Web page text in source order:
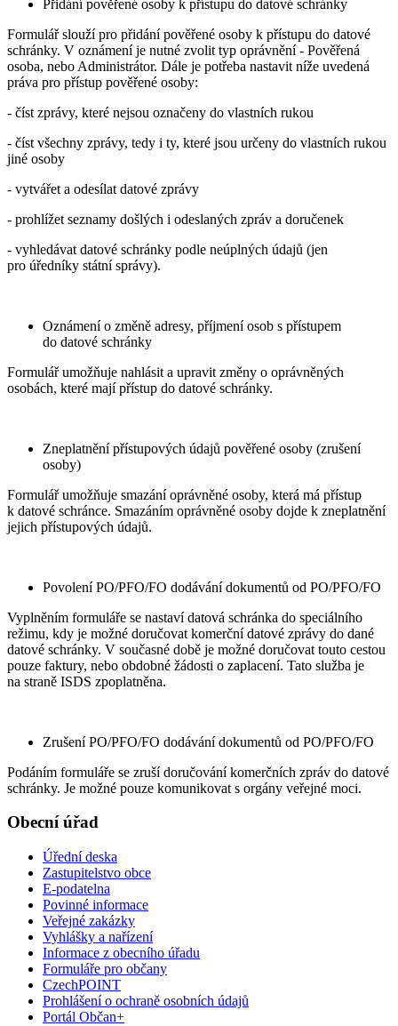
Přidání pověřené osoby k přístupu do datové schránky
Formulář slouží pro přidání pověřené osoby k přístupu do datové
schránky. V oznámení je nutné zvolit typ oprávnění - Pověřená
osoba, nebo Administrátor. Dále je potřeba nastavit níže uvedená
práva pro přístup pověřené osoby:
- číst zprávy, které nejsou označeny do vlastních rukou
- číst všechny zprávy, tedy i ty, které jsou určeny do vlastních rukou
jiné osoby
- vytvářet a odesílat datové zprávy
- prohlížet seznamy došlých i odeslaných zpráv a doručenek
- vyhledávat datové schránky podle neúplných údajů (jen
pro úředníky státní správy).
Oznámení o změně adresy, příjmení osob s přístupem
do datové schránky
Formulář umožňuje nahlásit a upravit změny o oprávněných
osobách, které mají přístup do datové schránky.
Zneplatnění přístupových údajů pověřené osoby (zrušení
osoby)
Formulář umožňuje smazání oprávněné osoby, která má přístup
k datové schránce. Smazáním oprávněné osoby dojde k zneplatnění
jejich přístupových údajů.
Povolení PO/PFO/FO dodávání dokumentů od PO/PFO/FO
Vyplněním formuláře se nastaví datová schránka do speciálního
režimu, kdy je možné doručovat komerční datové zprávy do dané
datové schránky. V současné době je možné doručovat touto cestou
pouze faktury, nebo obdobné žádosti o zaplacení. Tato služba je
na straně ISDS zpoplatněna.
Zrušení PO/PFO/FO dodávání dokumentů od PO/PFO/FO
Podáním formuláře se zruší doručování komerčních zpráv do datové
schránky. Je možné pouze komunikovat s orgány veřejné moci.
Obecní úřad
Úřední deska
Zastupitelstvo obce
E-podatelna
Povinné informace
Veřejné zakázky
Vyhlášky a nařízení
Informace z obecního úřadu
Formuláře pro občany
CzechPOINT
Prohlášení o ochraně osobních údajů
Portál Občan+